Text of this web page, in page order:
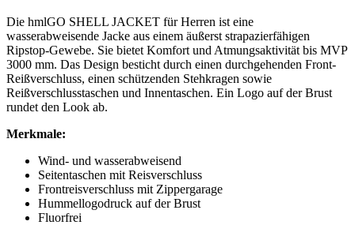
Die hmlGO SHELL JACKET für Herren ist eine
wasserabweisende Jacke aus einem äußerst strapazierfähigen
Ripstop-Gewebe. Sie bietet Komfort und Atmungsaktivität bis MVP
3000 mm. Das Design besticht durch einen durchgehenden Front-
Reißverschluss, einen schützenden Stehkragen sowie
Reißverschlusstaschen und Innentaschen. Ein Logo auf der Brust
rundet den Look ab.
Merkmale:
Wind- und wasserabweisend
Seitentaschen mit Reisverschluss
Frontreisverschluss mit Zippergarage
Hummellogodruck auf der Brust
Fluorfrei